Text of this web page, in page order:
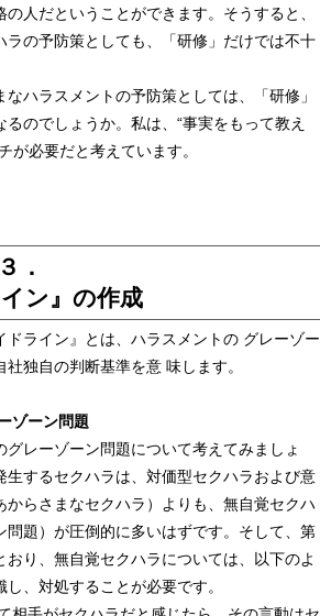
人だということができます。そうすると、
ラの予防策としても、「研修」だけでは不十
ハラスメントの予防策としては、「研修」
るのでしょうか。私は、“事実をもって教え
が必要だと考えています。
．
イン』の作成
ライン』とは、ハラスメントの グレーゾー
社独自の判断基準を意 味します。
ゾーン問題
レーゾーン問題について考えてみましょ
生するセクハラは、対価型セクハラおよび意
からさまなセクハラ）よりも、無自覚セクハ
問題）が圧倒的に多いはずです。そして、第
おり、無自覚セクハラについては、以下のよ
、対処することが必要です。